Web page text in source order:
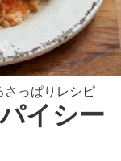
さっぱりレシピ
イシー